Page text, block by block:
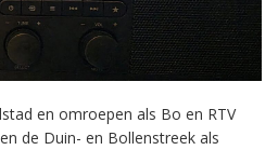
en omroepen als Bo en RTV
de Duin- en Bollenstreek als